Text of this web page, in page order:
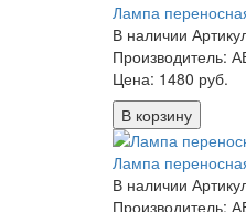
Лампа
В наличии
Производитель:
Цена: 1480 руб.
В корзину
Лампа
В наличии
Производитель: